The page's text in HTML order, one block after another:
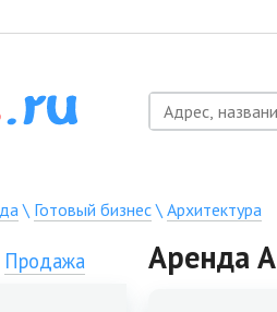
\ Готовый бизнес\ Архитектура
Продажа Аренда